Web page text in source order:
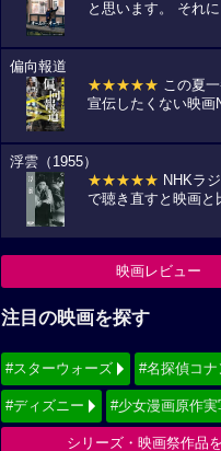
と思います。 それ
偏向報道
★★★★★ この夏
宣伝したくない映画
浮雲（1955）
★★★★★ NHKラ
で聴き直すと映画と
映画レビュー
注目の映画を探す
#スターウォーズ #名探偵コナ
#ディズニー #少女漫画原作実
シリーズ・映画祭作品